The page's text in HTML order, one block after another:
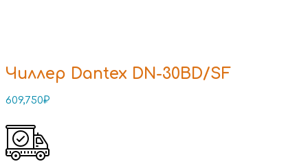
Чиллер Dantex DN-30BD/SF
609,750₽